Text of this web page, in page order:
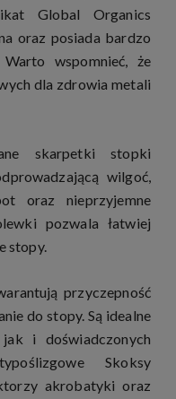
Global Organics
oraz posiada bardzo
wspomnieć, że
dla zdrowia metali
skarpetki stopki
wilgoć,
oraz nieprzyjemne
pozwala łatwiej
stopy.
przyczepność
do stopy. Są idealne
i doświadczonych
Skoksy
akrobatyki oraz